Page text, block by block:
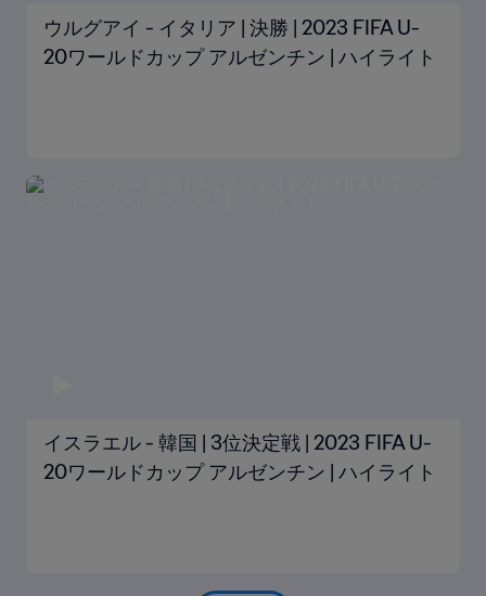
ウルグアイ - イタリア | 決勝 | 2023 FIFA U-
20ワールドカップ アルゼンチン | ハイライト
イスラエル - 韓国 | 3位決定戦 | 2023 FIFA U-
20ワールドカップ アルゼンチン | ハイライト